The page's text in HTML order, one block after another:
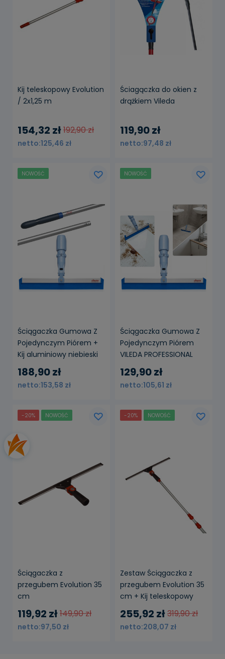
Kij teleskopowy Evolution
/ 2x1,25 m
154,32 zł 192,90 zł
125,46 zł
Ściagączka do okien z
drążkiem Vileda
119,90 zł
97,48 zł
Ściągaczka Gumowa Z
Pojedynczym Piórem +
Kij aluminiowy niebieski
188,90 zł
153,58 zł
NOWOŚĆ
Ściągaczka Gumowa Z
Pojedynczym Piórem
VILEDA PROFESSIONAL
129,90 zł
105,61 zł
NOWOŚĆ
Ściągaczka z
przegubem Evolution 35
cm
119,92 zł 149,90 zł
97,50 zł
-20% NOWOŚĆ
Zestaw Ściągaczka z
przegubem Evolution 35
cm + Kij teleskopowy
Evolution / 2x1,25 m
255,92 zł 319,90 zł
208,07 zł
-20% NOWOŚĆ